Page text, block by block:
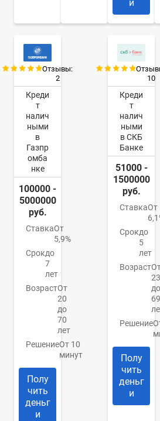
и
Отзывы:
2
Креди
т
налич
ными
в
Газпр
омба
нке
100000 -
5000000
руб.
СтавкаОт
5,9%
Срокдо
7
лет
ВозрастОт
20
до
70
лет
РешениеОт 10
минут
Полу
чить
деньг
и
10
Креди
т
налич
ными
в СКБ
Банке
51000 -
1500000
руб.
СтавкаОт
Срокдо
5
лет
Возраст
23
до
69
Решение
Полу
чить
деньг
и